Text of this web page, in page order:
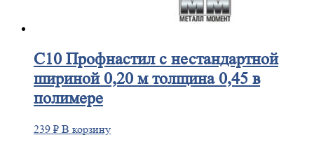
С10Профнастил с нестандартной
шириной 0,20 м толщина 0,45 в
полимере
239 ₽ В корзину